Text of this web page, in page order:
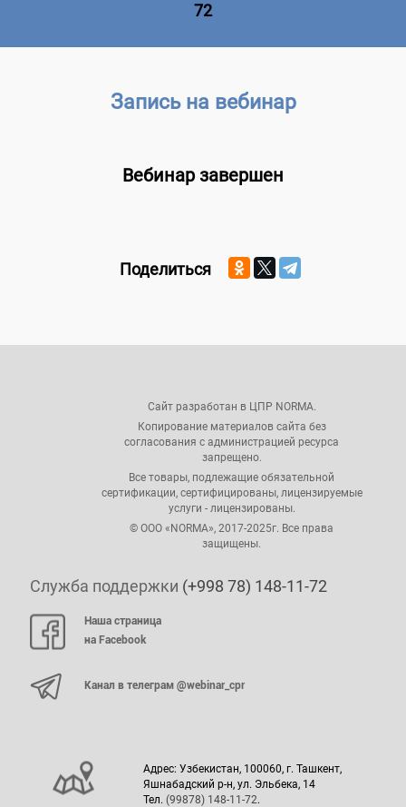
72
Запись на вебинар
Вебинар завершен
Поделиться
Сайт разработан в ЦПР NORMA.
Копирование материалов сайта без
согласования с администрацией ресурса
запрещено.
Все товары, подлежащие обязательной
сертификации, сертифицированы, лицензируемые
услуги - лицензированы.
© ООО «NORMA», 2017-2025г. Все права
защищены.
Служба поддержки (+998 78) 148-11-72
Наша страница
на Facebook
Канал в телеграм @webinar_cpr
Адрес: Узбекистан, 100060, г. Ташкент,
Яшнабадский р-н, ул. Эльбека, 14
Тел. (99878) 148-11-72.